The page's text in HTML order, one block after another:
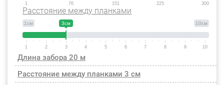
1 76 151 225 300
Расстояние между планками
1см 10см
3см
1 2 3 4 5 6 7 8 9 10
Длина забора 20 м
Расстояние между планками 3 см